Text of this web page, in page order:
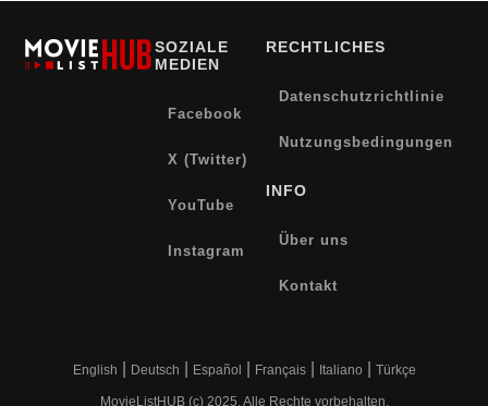
SOZIALE
MEDIEN
Facebook
X (Twitter)
YouTube
Instagram
RECHTLICHES
Datenschutzrichtlinie
Nutzungsbedingungen
INFO
Über uns
Kontakt
English Deutsch Español Français| Italiano Türkçe
MovieListHUB (c) 2025. Alle Rechte vorbehalten.